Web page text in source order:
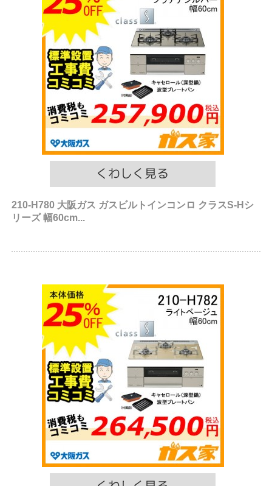
210-H780 大阪ガス ガスビルトインコンロ クラスS-Hシ
リーズ 幅60cm...